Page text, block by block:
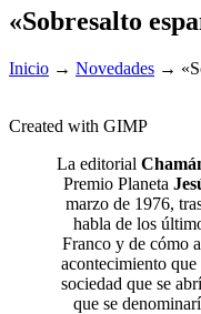
«Sobresalto
Inicio → Novedades →
Created with GIMP
La editorial
Premio Planeta
marzo de 1976,
habla de los
Franco y de cómo
acontecimiento
sociedad que se
que se